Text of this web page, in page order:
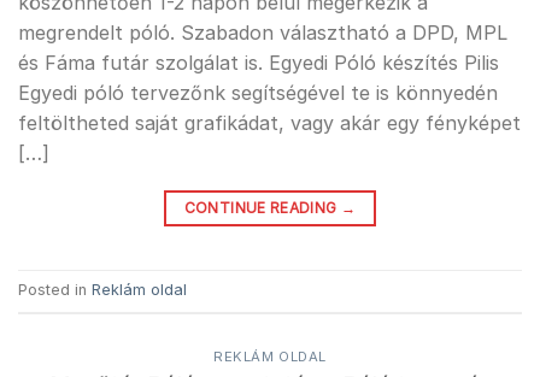
megrendelt póló. Szabadon választható a DPD, MPL
és Fáma futár szolgálat is. Egyedi Póló készítés Pilis
Egyedi póló tervezőnk segítségével te is könnyedén
feltöltheted saját grafikádat, vagy akár egy fényképet
[…]
CONTINUE READING →
Posted in Reklám oldal
REKLÁM OLDAL